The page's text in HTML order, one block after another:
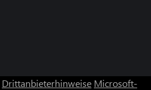
Drittanbieterhinweise Microsoft-